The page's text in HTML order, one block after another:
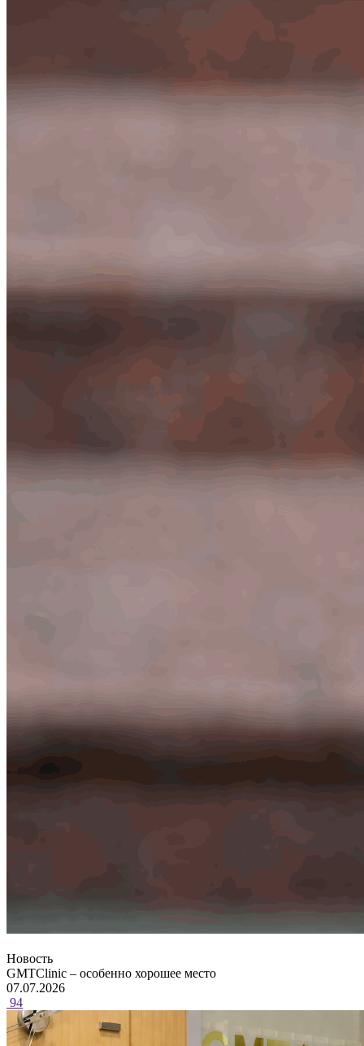
Новость
GMTClinic – особенно хорошее место
07.07.2026
94